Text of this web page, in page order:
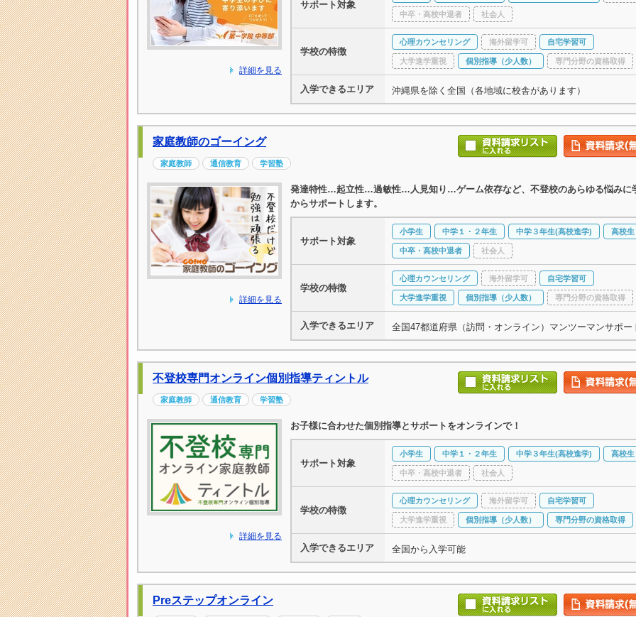
詳細を見る
サポート対象
中卒・高校中退者 社会人
学校の特徴
心理カウンセリング 海外留学可 自宅学習可
大学進学重視 個別指導（少人数） 専門分野の資格取得
入学できるエリア 沖縄県を除く全国（各地域に校舎があります）
家庭教師のゴーイング
家庭教師 通信教育 学習塾
詳細を見る
発達特性…起立性…過敏性…人見知り…ゲーム依存など、不登校のあらゆる悩みに
からサポートします。
サポート対象
小学生 中学１・２年生 中学３年生(高校進学) 高校生
中卒・高校中退者 社会人
学校の特徴
心理カウンセリング 海外留学可 自宅学習可
大学進学重視 個別指導（少人数） 専門分野の資格取得
入学できるエリア 全国47都道府県（訪問・オンライン）マンツーマンサポー
不登校専門オンライン個別指導ティントル
家庭教師 通信教育 学習塾
詳細を見る
お子様に合わせた個別指導とサポートをオンラインで！
サポート対象
小学生 中学１・２年生 中学３年生(高校進学) 高校生
中卒・高校中退者 社会人
学校の特徴
心理カウンセリング 海外留学可 自宅学習可
大学進学重視 個別指導（少人数） 専門分野の資格取得
入学できるエリア 全国から入学可能
Preステップオンライン